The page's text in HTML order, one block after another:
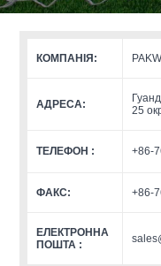
КОМПАНІЯ:
АДРЕСА:
25
ТЕЛЕФОН : +86-
ФАКС: +86-
ЕЛЕКТРОННА
ПОШТА :